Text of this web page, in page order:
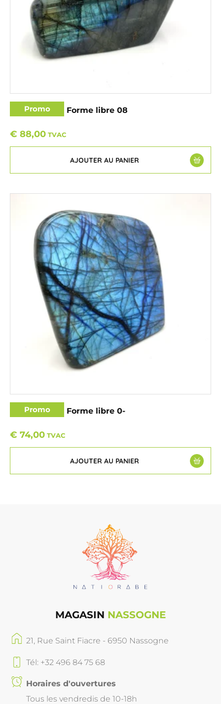
Promo
Labradorite – Forme libre 08
€ 88,00 TVAC
AJOUTER AU PANIER
Promo
Labradorite – Forme libre 0-
€ 74,00 TVAC
AJOUTER AU PANIER
MAGASIN NASSOGNE
21, Rue Saint Fiacre - 6950 Nassogne
Tél: +32 496 84 75 68
Horaires d'ouvertures
Tous les vendredis de 10-18h